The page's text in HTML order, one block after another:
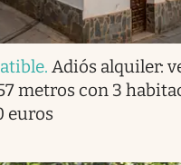
. Adiós alquiler:
metros con 3
euros